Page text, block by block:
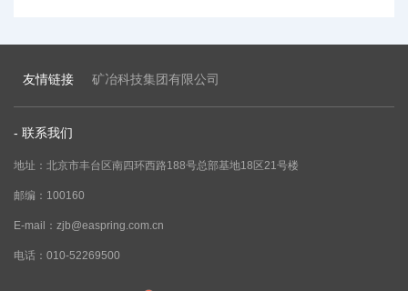
友情链接 矿冶科技集团有限公司
- 联系我们
地址：北京市丰台区南四环西路188号总部基地18区21号楼
邮编：100160
E-mail：zjb@easpring.com.cn
电话：010-52269500